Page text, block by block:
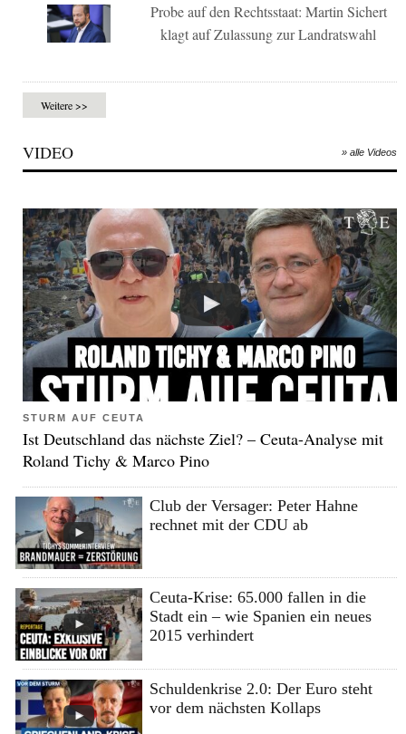
Probe auf den Rechtsstaat: Martin Sichert
klagt auf Zulassung zur Landratswahl
Weitere >>
VIDEO » alle Videos
STURM AUF CEUTA
Ist Deutschland das nächste Ziel? – Ceuta-Analyse mit
Roland Tichy & Marco Pino
Club der Versager: Peter Hahne
rechnet mit der CDU ab
Ceuta-Krise: 65.000 fallen in die
Stadt ein – wie Spanien ein neues
2015 verhindert
Schuldenkrise 2.0: Der Euro steht
vor dem nächsten Kollaps